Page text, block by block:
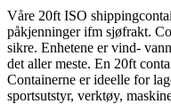
Våre 20ft ISO
påkjenninger ifm sjøfrakt.
sikre. Enhetene er vind-
det aller meste. En 20ft
Containerne er ideelle for
sportsutstyr, verktøy,